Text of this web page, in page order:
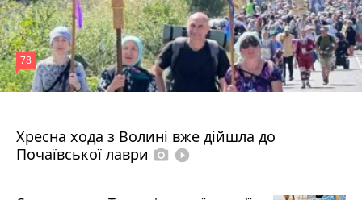
Хресна хода з Волині вже дійшла до
Почаївської лаври photo_camera play_circle_filled
78